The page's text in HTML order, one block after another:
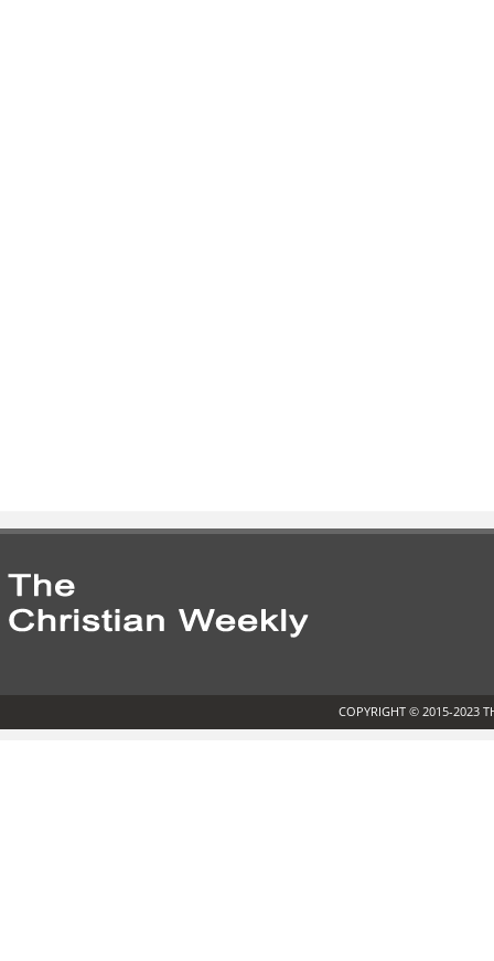
COPYRIGHT © 2015-2023